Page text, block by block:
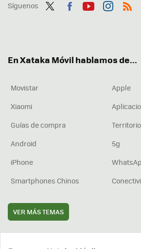
Síguenos
En Xataka Móvil hablamos de...
Movistar
Apple
Xiaomi
Guías de compra
Android
5g
iPhone
Smartphones Chinos
VER MÁS TEMAS